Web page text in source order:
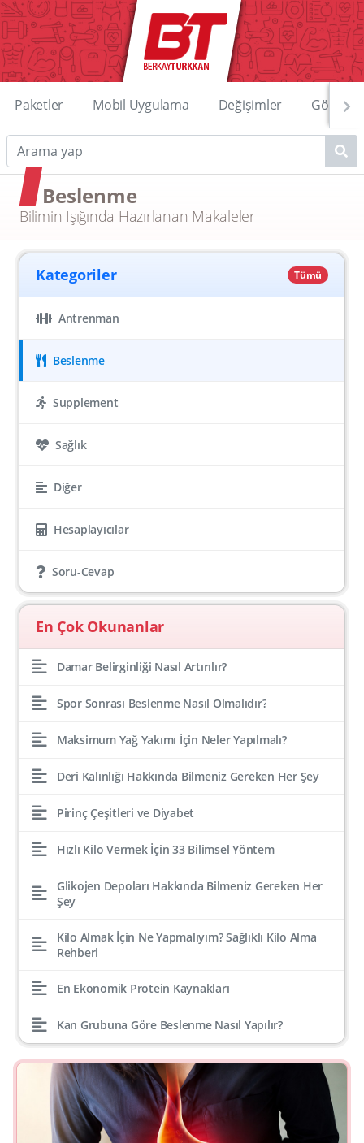
Paketler Mobil Uygulama Değişimler
Beslenme
Bilimin Işığında Hazırlanan Makaleler
Kategoriler Tümü
Antrenman
Beslenme
Supplement
Sağlık
Diğer
Hesaplayıcılar
Soru-Cevap
En Çok Okunanlar
Damar Belirginliği Nasıl Artırılır?
Spor Sonrası Beslenme Nasıl Olmalıdır?
Maksimum Yağ Yakımı İçin Neler Yapılmalı?
Deri Kalınlığı Hakkında Bilmeniz Gereken Her Şey
Pirinç Çeşitleri ve Diyabet
Hızlı Kilo Vermek İçin 33 Bilimsel Yöntem
Glikojen Depoları Hakkında Bilmeniz Gereken Her
Şey
Kilo Almak İçin Ne Yapmalıyım? Sağlıklı Kilo Alma
Rehberi
En Ekonomik Protein Kaynakları
Kan Grubuna Göre Beslenme Nasıl Yapılır?